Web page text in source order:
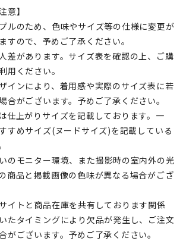
意】
ルのため、色味やサイズ等の仕様に変更が
すので、予めご了承ください。
差があります。サイズ表を確認の上、ご購
用ください。
インにより、着用感や実際のサイズ表に若
合がございます。予めご了承ください。
仕上がりサイズを記載しております。一
すめサイズ(ヌードサイズ)を記載している
のモニター環境、また撮影時の室内外の光
商品と掲載画像の色味が異なる場合がござ
イトと商品在庫を共有しております関係
たタイミングにより欠品が発生し、ご注文
がございます。予めご了承ください。